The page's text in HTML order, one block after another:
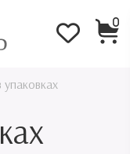
0
упаковках